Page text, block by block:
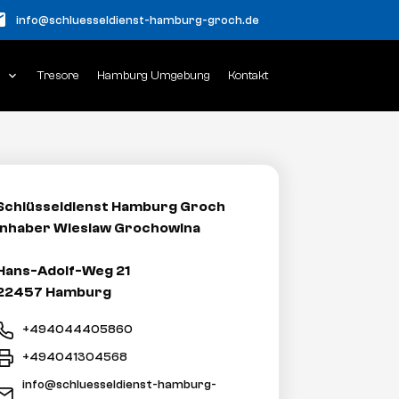
info@schluesseldienst-hamburg-groch.de
expand_more Tresore Hamburg Umgebung Kontakt
Hamburg Groch
Wieslaw Grochowina
Adolf-Weg 21
Hamburg
+494044405860
+494041304568
info@schluesseldienst-hamburg-